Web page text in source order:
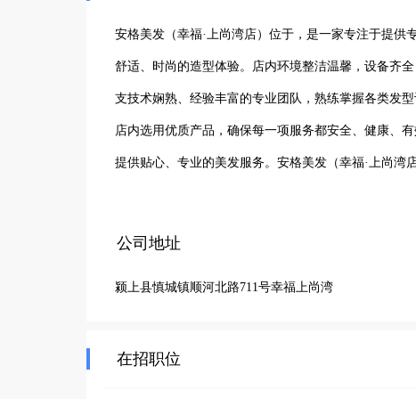
安格美发（幸福·上尚湾店）位于，是一家专注于提
舒适、时尚的造型体验。店内环境整洁温馨，设备齐
支技术娴熟、经验丰富的专业团队，熟练掌握各类发
店内选用优质产品，确保每一项服务都安全、健康、
提供贴心、专业的美发服务。安格美发（幸福·上尚
公司地址
颍上县慎城镇顺河北路711号幸福上尚湾
在招职位